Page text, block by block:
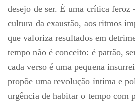
desejo de ser. É uma crítica
cultura da exaustão, aos ritmos
que valoriza resultados em
tempo não é conceito: é patrão,
cada verso é uma pequena
propõe uma revolução íntima e
urgência de habitar o tempo com